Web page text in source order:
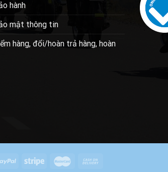
hành
mật thông tin
hàng, đổi/hoàn trả hàng, hoàn